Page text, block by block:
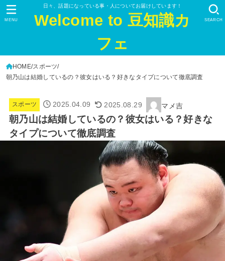
日々、話題になっている事・人についてお届けしています！
Welcome to 豆知識カ
フェ
SEARCH
MENU
HOME スポーツ
朝乃山は結婚しているの？彼女はいる？好きなタイプについて徹底調査
スポーツ 2025.04.09 2025.08.29 マメ吉
朝乃山は結婚しているの？彼女はいる？好きな
タイプについて徹底調査